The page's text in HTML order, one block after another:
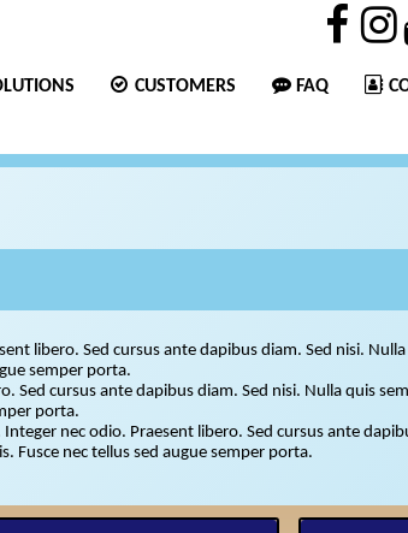
CUSTOMERS FAQ
libero. Sed cursus ante dapibus diam. Sed nisi.
augue semper porta.
Sed cursus ante dapibus diam. Sed nisi. Nulla quis
porta.
nec odio. Praesent libero. Sed cursus ante
Fusce nec tellus sed augue semper porta.